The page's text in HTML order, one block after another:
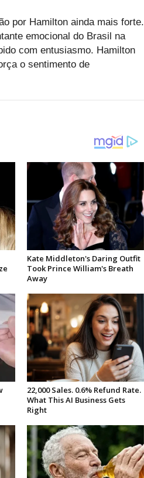
por Hamilton ainda mais forte.
emocional do Brasil na
com entusiasmo. Hamilton
o sentimento de